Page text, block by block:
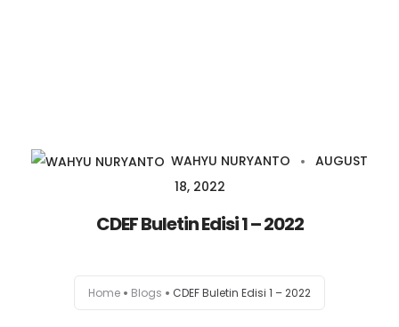
Bulletin WAHYU NURYANTO
AUGUST
18, 2022
CDEF Buletin Edisi 1 – 2022
Home Blogs CDEF Buletin Edisi 1 – 2022